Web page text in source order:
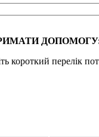
короткий перелік